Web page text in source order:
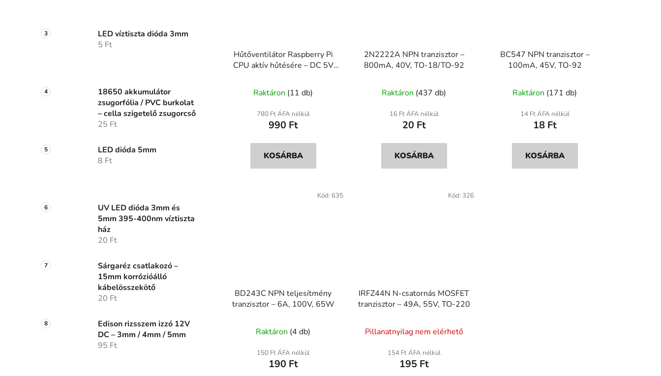
LED víztiszta dióda 3mm
5 Ft
18650 akkumulátor
zsugorfólia / PVC burkolat
– cella szigetelő zsugorcső
25 Ft
LED dióda 5mm
8 Ft
UV LED dióda 3mm és
5mm 395-400nm víztiszta
ház
20 Ft
Sárgaréz csatlakozó –
15mm korrózióálló
kábelösszekötő
20 Ft
Edison rizsszem izzó 12V
DC – 3mm / 4mm / 5mm
95 Ft
Hűtőventilátor Raspberry Pi
CPU aktív hűtésére – DC 5V
Raktáron (11 db)
780 Ft ÁFA nélkül
990 Ft
KOSÁRBA
2N2222A NPN tranzisztor –
800mA, 40V, TO-18/TO-92
termék
átlagos
értékelése
ből
Raktáron (437 db)
16 Ft ÁFA nélkül
20 Ft
KOSÁRBA
BC547 NPN tranzisztor –
100mA, 45V, TO-92
termék
átlagos
értékelése
ből
Raktáron (171 db)
14 Ft ÁFA nélkül
18 Ft
KOSÁRBA
BD243C NPN teljesítmény
tranzisztor – 6A, 100V, 65W
Raktáron (4 db)
150 Ft ÁFA nélkül
190 Ft
Kód: 635
IRFZ44N N-csatornás MOSFET
tranzisztor – 49A, 55V, TO-220
Pillanatnyilag nem elérhető
154 Ft ÁFA nélkül
195 Ft
Kód: 326